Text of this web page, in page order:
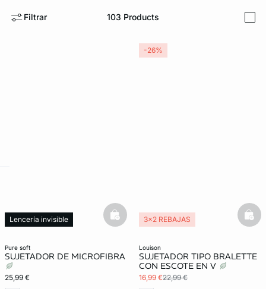
Filtrar 103 Products
pure soft
SUJETADOR DE MICROFIBRA
25,99 €
Lencería invisible basketfull
louison
SUJETADOR TIPO BRALETTE
CON ESCOTE EN V
16,99 €22,99 €
3x2 REBAJAS
-26%